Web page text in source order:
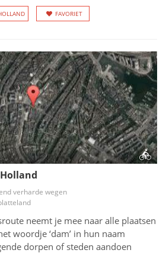
FAVORIET
verharde wegen
neemt je mee naar alle plaatsen
woordje ‘dam’ in hun naam
dorpen of steden aandoen